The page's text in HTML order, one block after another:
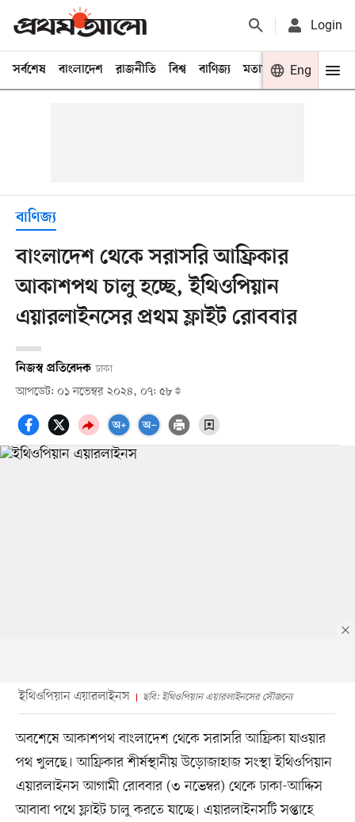
Login
সর্বশেষ বাংলাদেশ রাজনীতি বিশ্ব বাণিজ্য মতামত খেলা
Eng
বাণিজ্য
বাংলাদেশ থেকে সরাসরি আফ্রিকার
আকাশপথ চালু হচ্ছে, ইথিওপিয়ান
এয়ারলাইনসের প্রথম ফ্লাইট রোববার
নিজস্ব প্রতিবেদক ঢাকা
আপডেট: ০১ নভেম্বর ২০২৪, ০৭: ৫৮
ইথিওপিয়ান এয়ারলাইনস ছবি: ইথিওপিয়ান এয়ারলাইনসের সৌজন্যে
অবশেষে আকাশপথ বাংলাদেশ থেকে সরাসরি আফ্রিকা যাওয়ার
পথ খুলছে। আফ্রিকার শীর্ষস্থানীয় উড়োজাহাজ সংস্থা ইথিওপিয়ান
এয়ারলাইনস আগামী রোববার (৩ নভেম্বর) থেকে ঢাকা-আদ্দিস
আবাবা পথে ফ্লাইট চালু করতে যাচ্ছে। এয়ারলাইনসটি সপ্তাহে